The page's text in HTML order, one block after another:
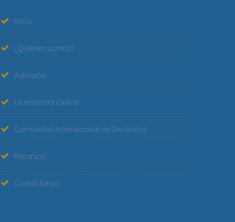
Inicio
¿Quiénes somos?
Admisión
Licenciatura Online
Comunidad Internacional de Discípulos
Recursos
Contáctanos